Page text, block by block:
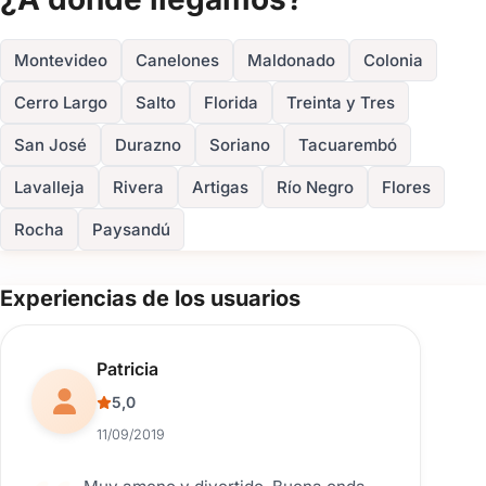
experiencia memorable a través del ilusionismo profesional.
FOTOS
Montevideo Canelones Maldonado Colonia
Cerro Largo Salto Florida Treinta y Tres
San José Durazno Soriano Tacuarembó
Lavalleja Rivera Artigas Río Negro Flores
Rocha Paysandú
Experiencias de los usuarios
Reseña de usuario.
Patricia
5,0
11/09/2019